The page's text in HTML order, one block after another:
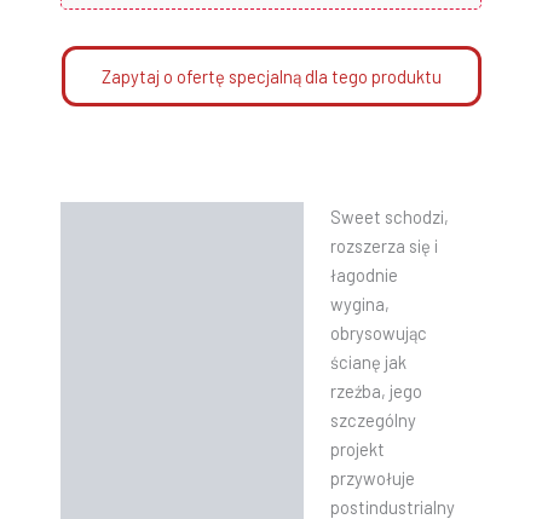
Zapytaj o ofertę specjalną dla tego produktu
Sweet schodzi,
rozszerza się i
łagodnie
wygina,
obrysowując
ścianę jak
rzeźba, jego
szczególny
projekt
przywołuje
postindustrialny